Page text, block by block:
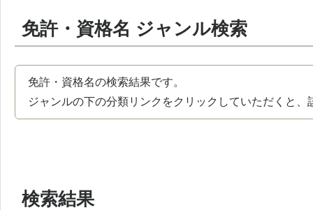
免許・資格名 ジャンル検索
免許・資格名の検索結果です。
ジャンルの下の分類リンクをクリックしていただくと
検索結果